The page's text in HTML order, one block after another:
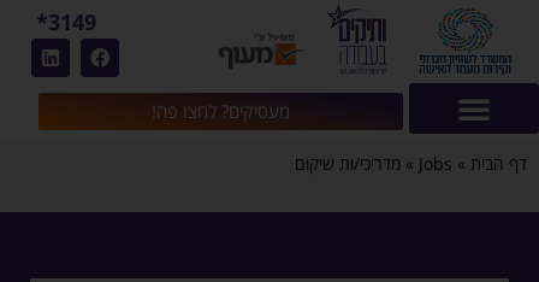
מעסיקים? לחצו פה!
3149*
דף הבית »
Jobs
» מדריכי/ות שיקום